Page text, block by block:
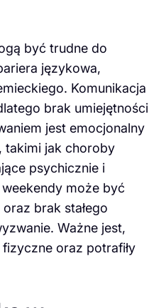
być trudne do
językowa,
Komunikacja
brak umiejętności
jest emocjonalny
takimi jak choroby
psychicznie i
może być
brak stałego
Ważne jest,
oraz potrafiły